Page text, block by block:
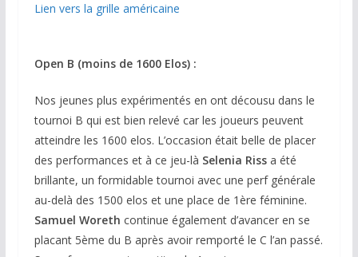
Lien vers la grille américaine
Open B (moins de 1600 Elos) :
Nos jeunes plus expérimentés en ont décousu dans le
tournoi B qui est bien relevé car les joueurs peuvent
atteindre les 1600 elos. L’occasion était belle de placer
des performances et à ce jeu-là Selenia Rissa été
brillante, un formidable tournoi avec une perf générale
au-delà des 1500 elos et une place de 1ère féminine.
Samuel Woreth continue également d’avancer en se
placant 5ème du B après avoir remporté le C l’an passé.